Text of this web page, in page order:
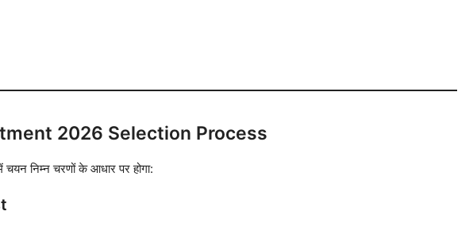
2026 Selection Process
चयन निम्न चरणों के आधार पर होगा: